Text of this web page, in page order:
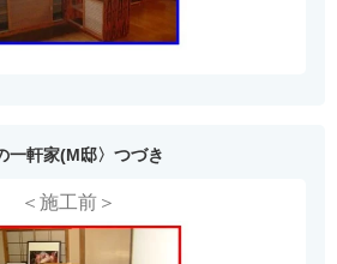
一軒家(M邸〉つづき
＜施工前＞